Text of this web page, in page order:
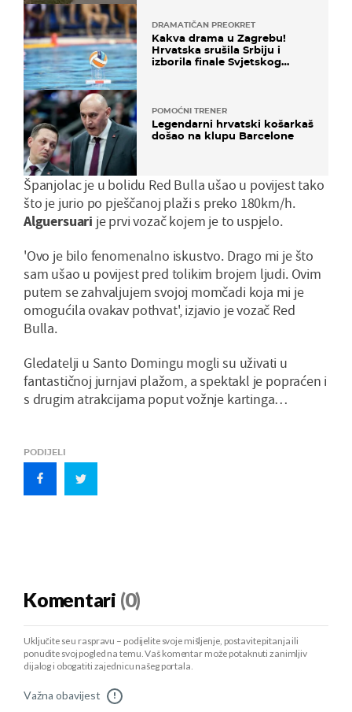
DRAMATIČAN PREOKRET
Kakva drama u Zagrebu!
Hrvatska srušila Srbiju i
izborila finale Svjetskog
POMOĆNI TRENER
Legendarni hrvatski košarkaš
došao na klupu Barcelone
Španjolac je u bolidu Red Bulla ušao u povijest tako
što je jurio po pješčanoj plaži s preko 180km/h.
Alguersuari je prvi vozač kojem je to uspjelo.
'Ovo je bilo fenomenalno iskustvo. Drago mi je što
sam ušao u povijest pred tolikim brojem ljudi. Ovim
putem se zahvaljujem svojoj momčadi koja mi je
omogućila ovakav pothvat', izjavio je vozač Red
Bulla.
Gledatelji u Santo Domingu mogli su uživati u
fantastičnoj jurnjavi plažom, a spektakl je popraćen i
s drugim atrakcijama poput vožnje kartinga…
PODIJELI
Komentari (0)
Uključite se u raspravu – podijelite svoje mišljenje, postavite pitanja ili
ponudite svoj pogled na temu. Vaš komentar može potaknuti zanimljiv
dijalog i obogatiti zajednicu našeg portala.
Važna obavijest !